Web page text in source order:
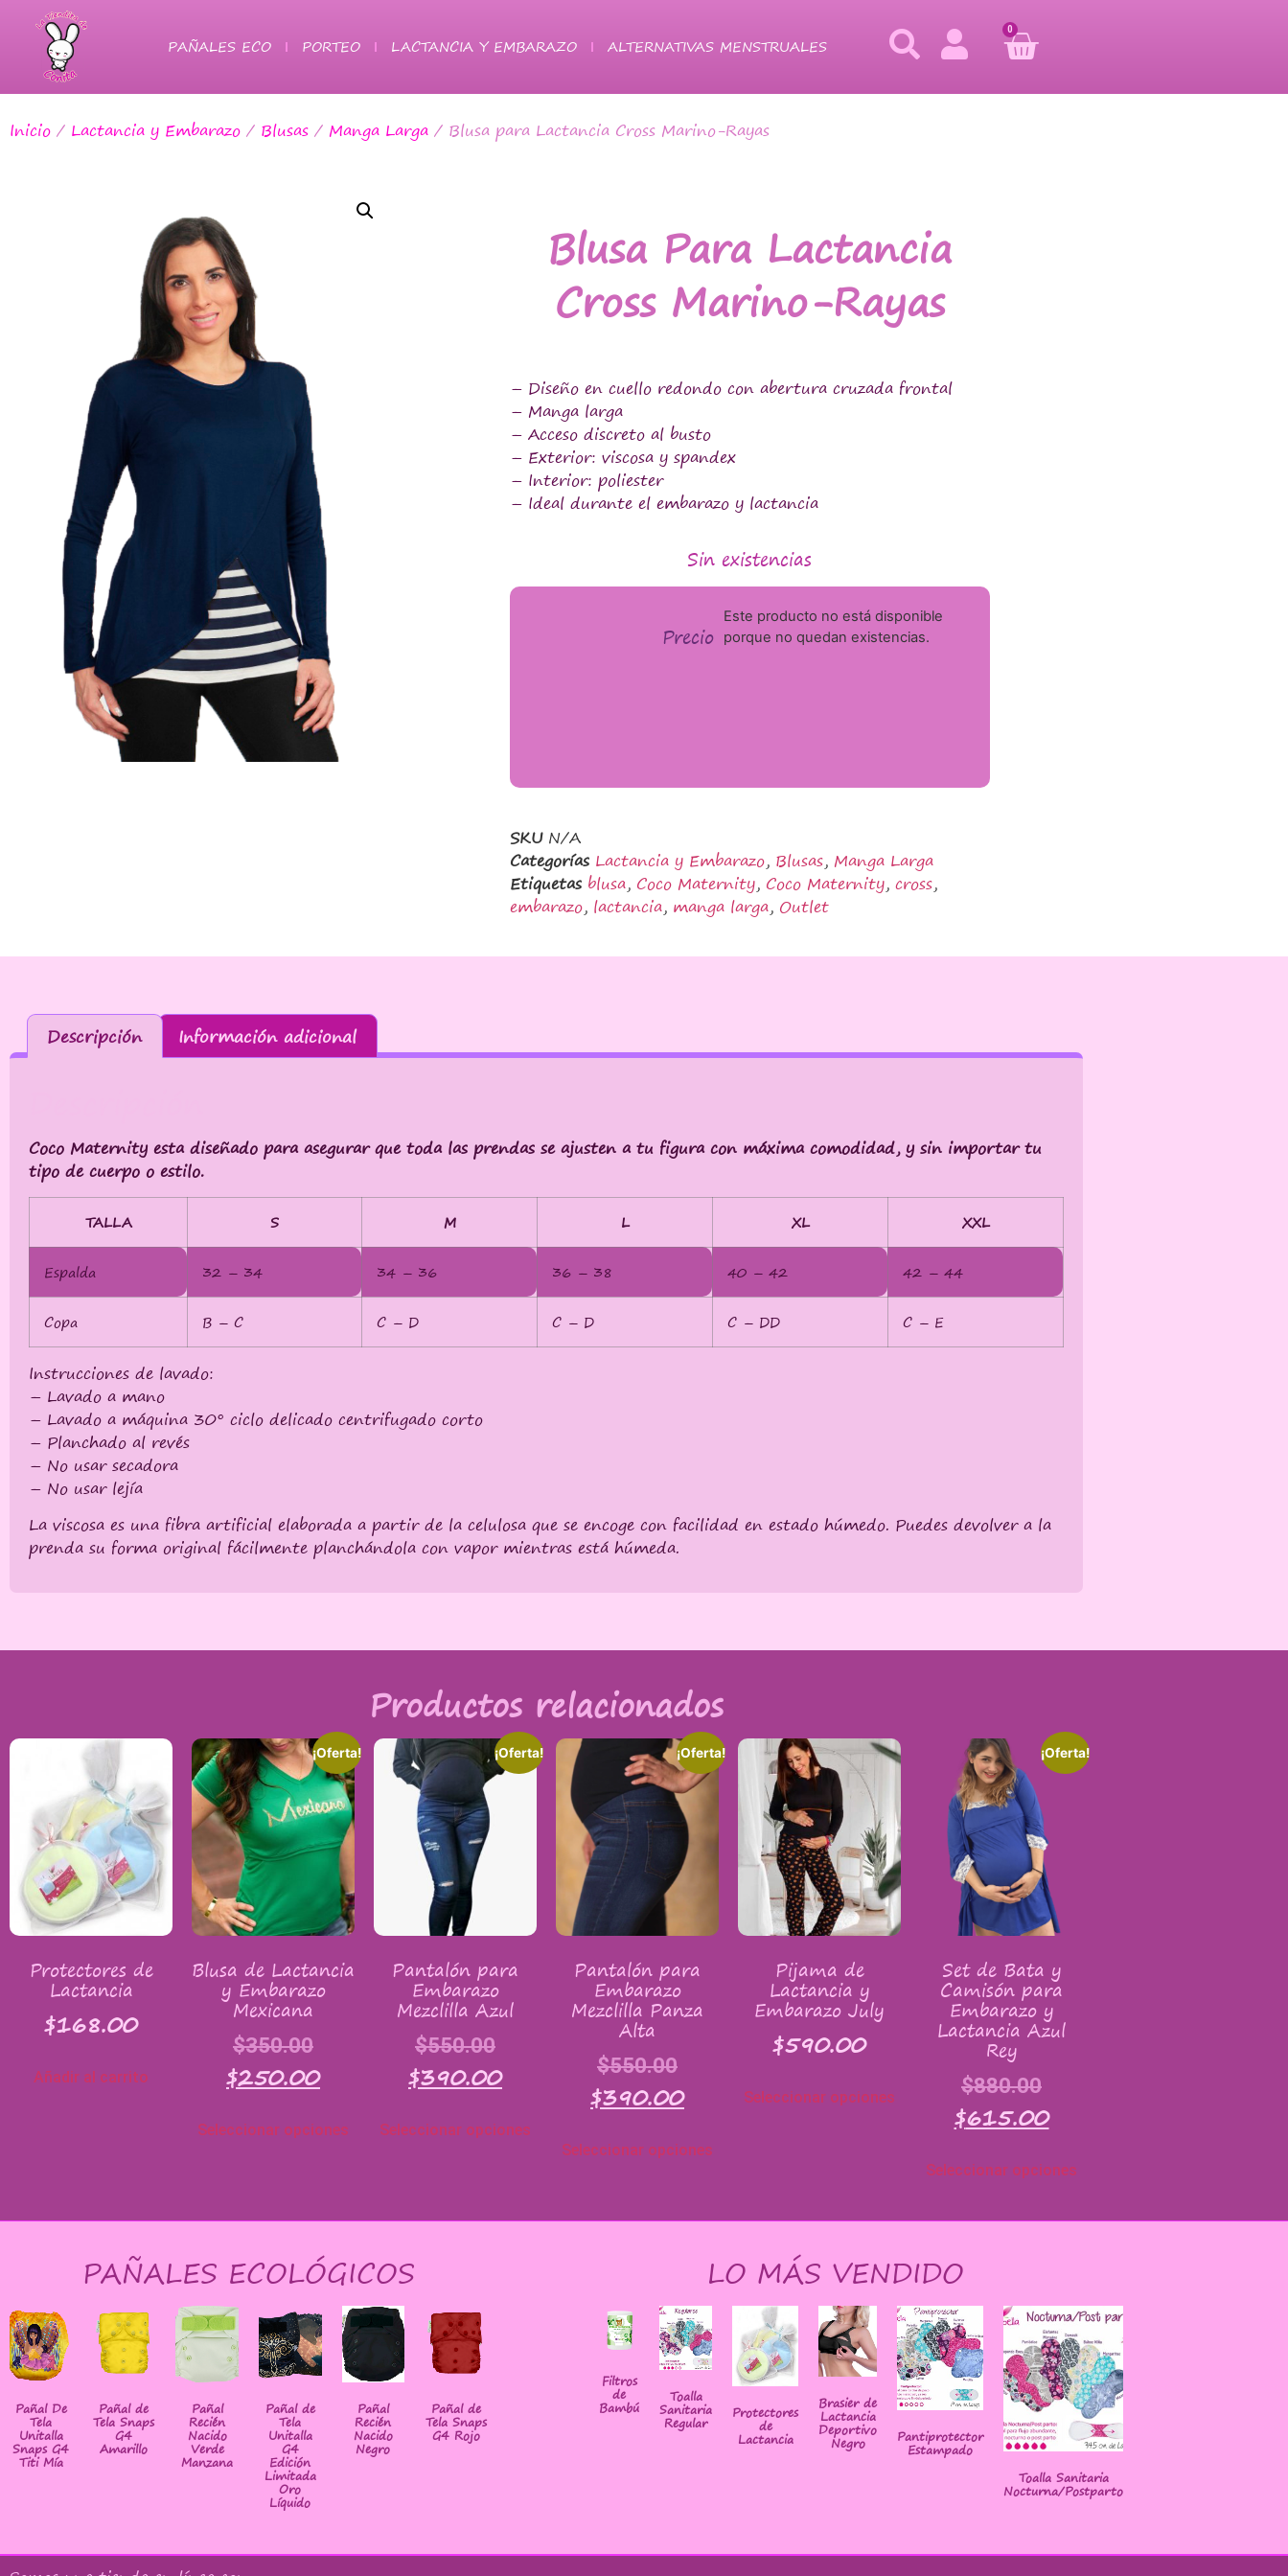
PAÑALES ECO PORTEO LACTANCIA Y EMBARAZO ALTERNATIVAS MENSTRUALES
0
Inicio / Lactancia y Embarazo / Blusas / Manga Larga / Blusa para Lactancia Cross Marino-Rayas
Blusa Para Lactancia
Cross Marino-Rayas
– Diseño en cuello redondo con abertura cruzada frontal
– Manga larga
– Acceso discreto al busto
– Exterior: viscosa y spandex
– Interior: poliester
– Ideal durante el embarazo y lactancia
Sin existencias
Precio
Este producto no está disponible
porque no quedan existencias.
SKU N/A
Categorías Lactancia y Embarazo, Blusas, Manga Larga
Etiquetas blusa, Coco Maternity, Coco Maternity,cross,
embarazo, lactancia, manga larga, Outlet
Descripción Información adicional
Coco Maternity esta diseñado para asegurar que toda las prendas se ajusten a tu figura con máxima comodidad, y sin importar tu
tipo de cuerpo o estilo.
TALLA S M L XL XXL
Espalda 32 – 34 34 – 36 36 – 38 40 – 42 42 – 44
Copa B – C C – D C – D C – DD C – E
Instrucciones de lavado:
– Lavado a mano
– Lavado a máquina 30° ciclo delicado centrifugado corto
– Planchado al revés
– No usar secadora
– No usar lejía
La viscosa es una fibra artificial elaborada a partir de la celulosa que se encoge con facilidad en estado húmedo. Puedes devolver a la
prenda su forma original fácilmente planchándola con vapor mientras está húmeda.
Productos relacionados
Protectores de
Lactancia
$168.00
Añadir al carrito
¡Oferta!
Blusa de Lactancia
y Embarazo
Mexicana
$350.00
$250.00
Seleccionar opciones
¡Oferta!
Pantalón para
Embarazo
Mezclilla Azul
$550.00
$390.00
Seleccionar opciones
¡Oferta!
Pantalón para
Embarazo
Mezclilla Panza
Alta
$550.00
$390.00
Seleccionar opciones
Pijama de
Lactancia y
Embarazo July
$590.00
Seleccionar opciones
¡Oferta!
Set de Bata y
Camisón para
Embarazo y
Lactancia Azul
Rey
$880.00
$615.00
Seleccionar opciones
PAÑALES ECOLÓGICOS
Pañal De
Tela
Unitalla
Snaps G4
Titi Mía
Pañal de
Tela Snaps
G4
Amarillo
Pañal
Recién
Nacido
Verde
Manzana
Pañal de
Tela
Unitalla
G4
Edición
Limitada
Oro
Líquido
Pañal
Recién
Nacido
Negro
Pañal de
Tela Snaps
G4 Rojo
LO MÁS VENDIDO
Filtros
de
Bambú
Toalla
Sanitaria
Regular
Protectores
de
Lactancia
Brasier de
Lactancia
Deportivo
Negro Pantiprotector
Estampado
Toalla Sanitaria
Nocturna/Postparto